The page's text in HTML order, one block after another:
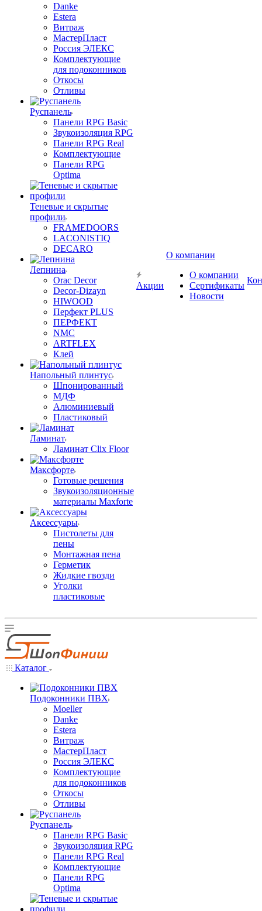
Danke
Estera
Витраж
МастерПласт
Россия ЭЛЕКС
Комплектующие
для подоконников
Откосы
Отливы
Руспанель
Панели RPG Basic
Звукоизоляция RPG
Панели RPG Real
Комплектующие
Панели RPG
Optima
Теневые и скрытые
профили
FRAMEDOORS
LACONISTIQ
DECARO
Лепнина
Orac Decor
Decor-Dizayn
HIWOOD
Перфект PLUS
ПЕРФЕКТ
NMC
ARTFLEX
Клей
Напольный плинтус
Шпонированный
МДФ
Алюминиевый
Пластиковый
Ламинат
Ламинат Clix Floor
Максфорте
Готовые решения
Звукоизоляционные
материалы Maxforte
Аксессуары
Пистолеты для
пены
Монтажная пена
Герметик
Жидкие гвозди
Уголки
пластиковые
Акции
О компании
О компании
Сертификаты
Новости
Каталог
Подоконники ПВХ
Moeller
Danke
Estera
Витраж
МастерПласт
Россия ЭЛЕКС
Комплектующие
для подоконников
Откосы
Отливы
Руспанель
Панели RPG Basic
Звукоизоляция RPG
Панели RPG Real
Комплектующие
Панели RPG
Optima